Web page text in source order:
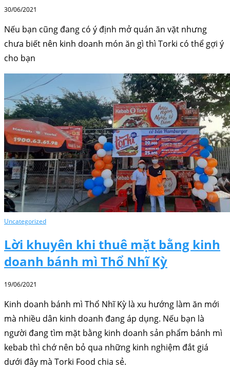
30/06/2021
Nếu bạn cũng đang có ý định mở quán ăn vặt nhưng
chưa biết nên kinh doanh món ăn gì thì Torki có thể gợi ý
cho bạn
Uncategorized
Lời khuyên khi thuê mặt bằng kinh
doanh bánh mì Thổ Nhĩ Kỳ
19/06/2021
Kinh doanh bánh mì Thổ Nhĩ Kỳ là xu hướng làm ăn mới
mà nhiều dân kinh doanh đang áp dụng. Nếu bạn là
người đang tìm mặt bằng kinh doanh sản phẩm bánh mì
kebab thì chớ nên bỏ qua những kinh nghiệm đắt giá
dưới đây mà Torki Food chia sẻ.